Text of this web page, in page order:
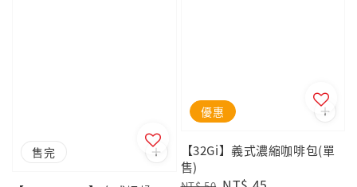
售完
優惠
【32Gi】義式濃縮咖啡包(單
售)